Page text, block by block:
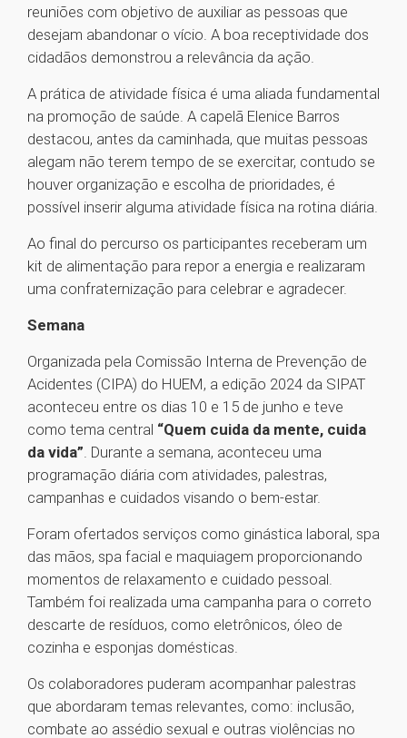
reuniões com objetivo de auxiliar as pessoas que
desejam abandonar o vício. A boa receptividade dos
cidadãos demonstrou a relevância da ação.
A prática de atividade física é uma aliada fundamental
na promoção de saúde. A capelã Elenice Barros
destacou, antes da caminhada, que muitas pessoas
alegam não terem tempo de se exercitar, contudo se
houver organização e escolha de prioridades, é
possível inserir alguma atividade física na rotina diária.
Ao final do percurso os participantes receberam um
kit de alimentação para repor a energia e realizaram
uma confraternização para celebrar e agradecer.
Semana
Organizada pela Comissão Interna de Prevenção de
Acidentes (CIPA) do HUEM, a edição 2024 da SIPAT
aconteceu entre os dias 10 e 15 de junho e teve
como tema central “Quem cuida da mente, cuida
da vida”. Durante a semana, aconteceu uma
programação diária com atividades, palestras,
campanhas e cuidados visando o bem-estar.
Foram ofertados serviços como ginástica laboral, spa
das mãos, spa facial e maquiagem proporcionando
momentos de relaxamento e cuidado pessoal.
Também foi realizada uma campanha para o correto
descarte de resíduos, como eletrônicos, óleo de
cozinha e esponjas domésticas.
Os colaboradores puderam acompanhar palestras
que abordaram temas relevantes, como: inclusão,
combate ao assédio sexual e outras violências no